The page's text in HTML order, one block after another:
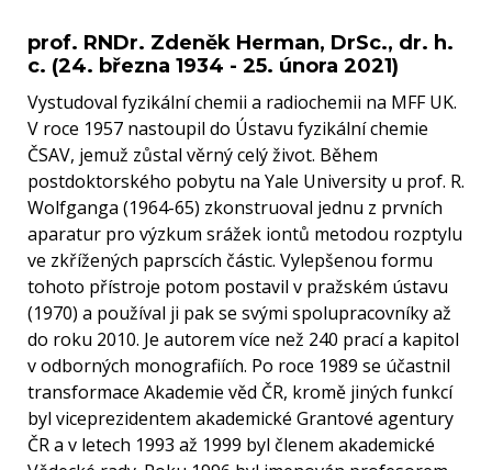
prof. RNDr. Zdeněk Herman, DrSc., dr. h.
c. (24. března 1934 - 25. února 2021)
Vystudoval fyzikální chemii a radiochemii na MFF UK.
V roce 1957 nastoupil do Ústavu fyzikální chemie
ČSAV, jemuž zůstal věrný celý život. Během
postdoktorského pobytu na Yale University u prof. R.
Wolfganga (1964-65) zkonstruoval jednu z prvních
aparatur pro výzkum srážek iontů metodou rozptylu
ve zkřížených paprscích částic. Vylepšenou formu
tohoto přístroje potom postavil v pražském ústavu
(1970) a používal ji pak se svými spolupracovníky až
do roku 2010. Je autorem více než 240 prací a kapitol
v odborných monografiích. Po roce 1989 se účastnil
transformace Akademie věd ČR, kromě jiných funkcí
byl viceprezidentem akademické Grantové agentury
ČR a v letech 1993 až 1999 byl členem akademické